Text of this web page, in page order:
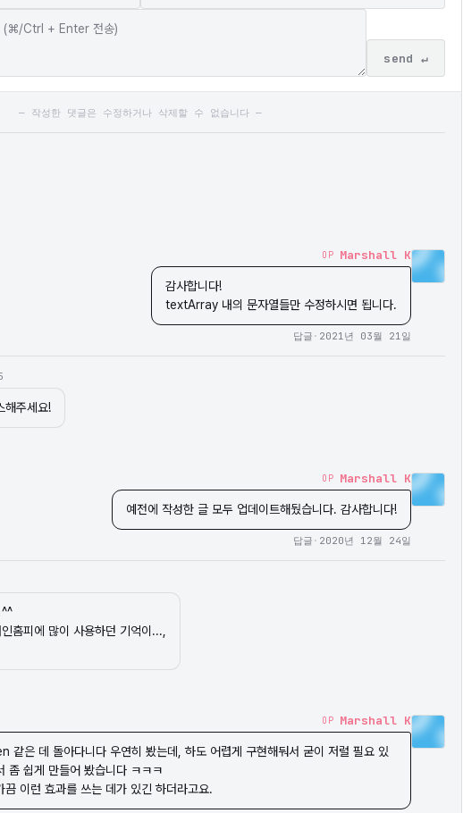
send ↵
— 작성한 댓글은 수정하거나 삭제할 수 없습니다 —
Marshall K
OP
감사합니다!
textArray 내의 문자열들만 수정하시면 됩니다.
2021년 03월 21일
·
답글
해주세요!
Marshall K
OP
예전에 작성한 글 모두 업데이트해뒀습니다. 감사합니다!
2020년 12월 24일
·
답글
^^
홈피에 많이 사용하던 기억이...,
Marshall K
OP
같은 데 돌아다니다 우연히 봤는데, 하도 어렵게 구현해둬서 굳이 저럴 필요 있
좀 쉽게 만들어 봤습니다 ㅋㅋㅋ
끔 이런 효과를 쓰는 데가 있긴 하더라고요.